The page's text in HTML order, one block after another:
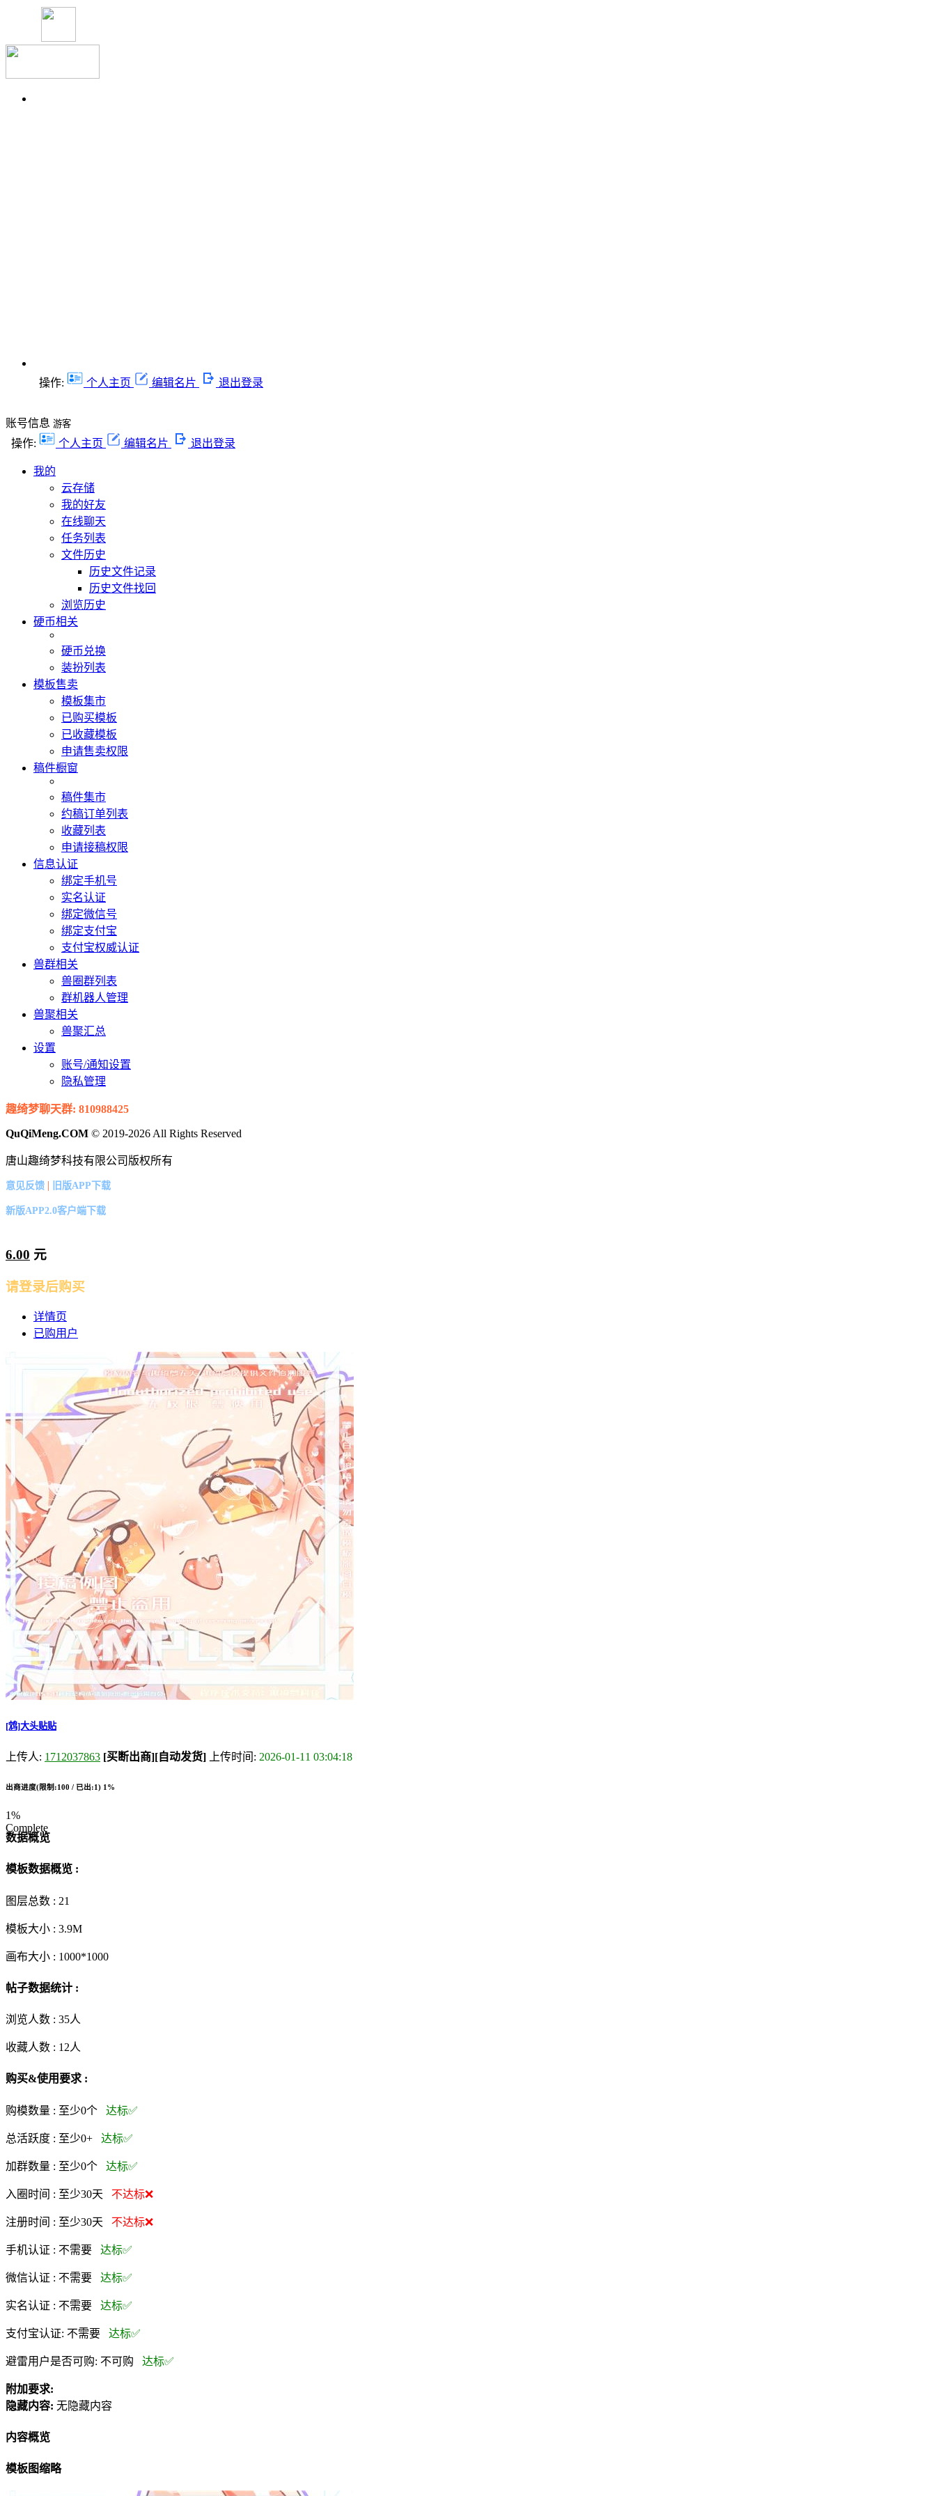
操作: 个人主页 编辑名片 退出登录
账号信息 游客
操作: 个人主页 编辑名片 退出登录
我的
云存储
我的好友
在线聊天
任务列表
文件历史
历史文件记录
历史文件找回
浏览历史
硬币相关
硬币兑换
装扮列表
模板售卖
模板集市
已购买模板
已收藏模板
申请售卖权限
稿件橱窗
稿件集市
约稿订单列表
收藏列表
申请接稿权限
信息认证
绑定手机号
实名认证
绑定微信号
绑定支付宝
支付宝权威认证
兽群相关
兽圈群列表
群机器人管理
兽聚相关
兽聚汇总
设置
账号/通知设置
隐私管理
趣绮梦聊天群: 810988425
QuQiMeng.COM © 2019-2026 All Rights Reserved
唐山趣绮梦科技有限公司版权所有
意见反馈 | 旧版APP下载
新版APP2.0客户端下载
6.00 元
请登录后购买
详情页
已购用户
[鸩]大头贴贴
上传人: 1712037863 [买断出商][自动发货] 上传时间: 2026-01-11 03:04:18
出商进度(限制:100 / 已出:1) 1%
1%
Complete
数据概览
模板数据概览 :
图层总数 : 21
模板大小 : 3.9M
画布大小 : 1000*1000
帖子数据统计 :
浏览人数 : 35人
收藏人数 : 12人
购买&使用要求 :
购模数量 : 至少0个 达标✅
总活跃度 : 至少0+ 达标✅
加群数量 : 至少0个 达标✅
入圈时间 : 至少30天 不达标❌
注册时间 : 至少30天 不达标❌
手机认证 : 不需要 达标✅
微信认证 : 不需要 达标✅
实名认证 : 不需要 达标✅
支付宝认证: 不需要 达标✅
避雷用户是否可购: 不可购 达标✅
附加要求:
隐藏内容: 无隐藏内容
内容概览
模板图缩略